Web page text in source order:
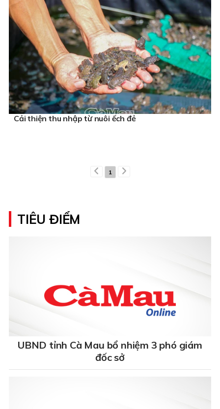
Cải thiện thu nhập từ nuôi ếch đẻ
1
TIÊU ĐIỂM
UBND tỉnh Cà Mau bổ nhiệm 3 phó giám
đốc sở